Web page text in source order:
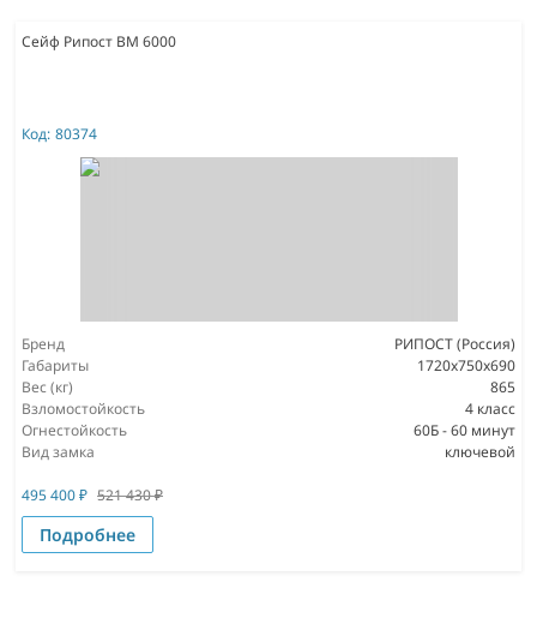
Сейф Рипост ВМ 6000
Код: 80374
Бренд
РИПОСТ (Россия)
Габариты
1720x750x690
Вес (кг)
865
Взломостойкость
4 класс
Огнестойкость
60Б - 60 минут
Вид замка
ключевой
495 400₽ 521 430₽
Подробнее